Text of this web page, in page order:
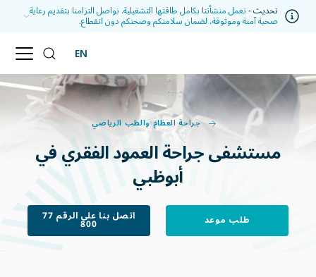
تحديث -تعمل منشأتنا بكامل طاقتها التشغيلية. نواصل التزامنا بتقديم رعاية
صحية آمنة وموثوقة، لضمان سلامتكم وصحتكم دون انقطاع.
EN
جراحة العظام والطب الرياضي
مستشفى جراحة العمود الفقري في
أبوظبي
طلب موعد اتصل بنا على الرقم 77 800